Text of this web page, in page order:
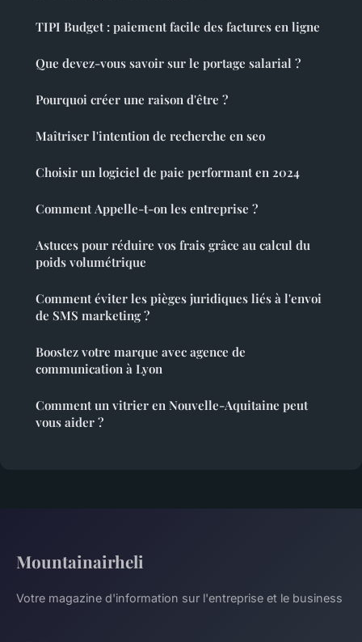
TIPI Budget : paiement facile des factures en ligne
Que devez-vous savoir sur le portage salarial ?
Pourquoi créer une raison d'être ?
Maîtriser l'intention de recherche en seo
Choisir un logiciel de paie performant en 2024
Comment Appelle-t-on les entreprise ?
Astuces pour réduire vos frais grâce au calcul du
poids volumétrique
Comment éviter les pièges juridiques liés à l'envoi
de SMS marketing ?
Boostez votre marque avec agence de
communication à Lyon
Comment un vitrier en Nouvelle-Aquitaine peut
vous aider ?
Mountainairheli
Votre magazine d'information sur l'entreprise et le business